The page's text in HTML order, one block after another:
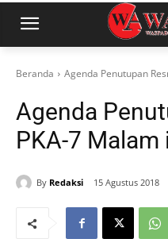
Beranda Agenda Penutupan
Agenda
PKA-7 Malam
By Redaksi 15 Agustus 2018